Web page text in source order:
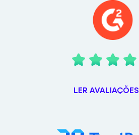
LER AVALIAÇÕES